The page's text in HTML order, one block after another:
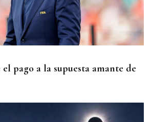
pago a la supuesta amante de